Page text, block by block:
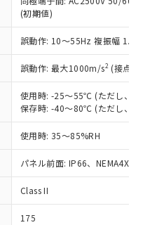
(初期値)
誤動作: 10～55Hz 複振幅
誤動作: 最大1000m/s2 (接点
使用時: -25～55℃ (ただし、氷
保存時: -40～80℃ (ただし、氷
使用時: 35～85%RH
パネル前面: IP66、NEMA4X,
Class II
175
び標準価格はお客
はお客様担当のオ
店・当社販売員に
売店や当社販売拠
ーク
」をご確認
者に漏洩または開
します。
リスト作成サー
くには、I-Web
されている必要が
ス(2-エチルヘキシ
以下、フタル酸ブチ
酸ジイソブチル
よび制御機器に対する
いては閾値を超える意
います。
どにより、予定
す。
臭化ジフェニルエーテ
タル酸ブチルベンジ
シル)) : 1000ppm
）のすべてが基
ます。
において有害物
に深刻な影響を
す。
する場合は、完
違法に輸出されな
じます。
核兵器、ミサイ
兵器またはその他
製造装置等に一切
第三者に販売する
よび3の内容を当
す。また当社は、
係わる関係者が違
。
庫あり
ないが在庫あり
在庫状況につ
のお取引先、ま
のオムロン制御
社販売員にご確
また在庫状況の
ない機種